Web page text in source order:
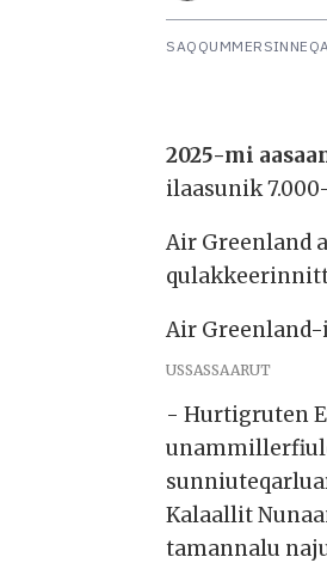
2025-mi
ilaasunik
Air Greenland
Air
USSASSAARUT
- Hurtigruten
Kalaallit
tamannalu